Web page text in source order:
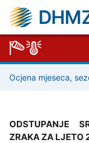
Ocjena mjeseca,
ODSTUPANJE
ZRAKA ZA LJETO